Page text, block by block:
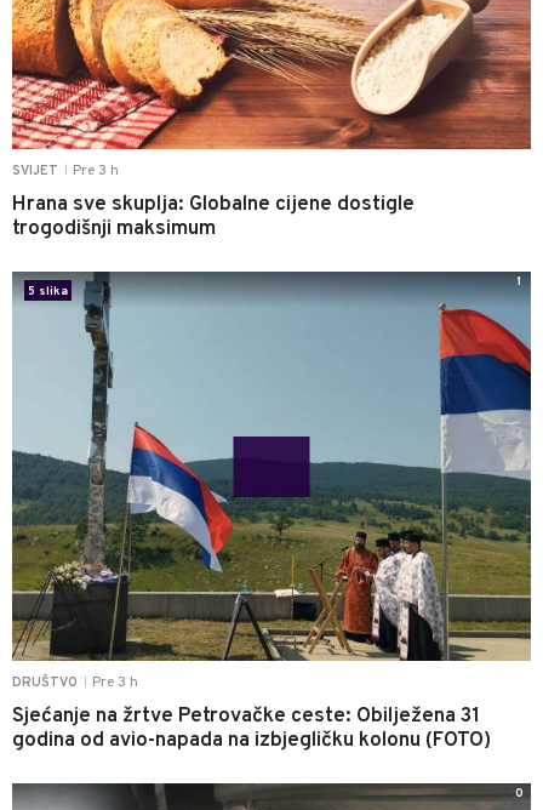
SVIJET Pre 3 h
Hrana sve skuplja: Globalne cijene dostigle
trogodišnji maksimum
DRUŠTVO Pre 3 h
Sjećanje na žrtve Petrovačke ceste: Obilježena 31
godina od avio-napada na izbjegličku kolonu (FOTO)
5 slika
1
0